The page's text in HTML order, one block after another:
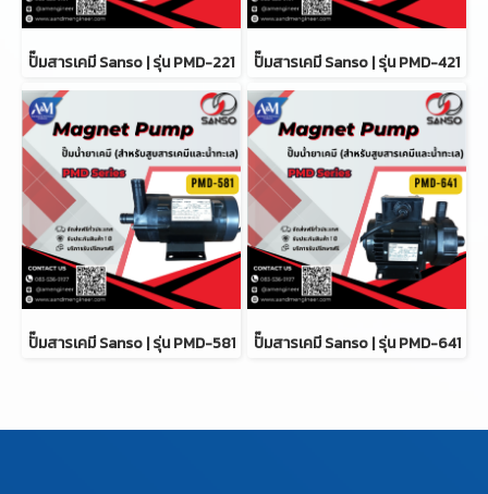
ปั๊มสารเคมี Sanso | รุ่น PMD-221 ปั๊มสารเคมี Sanso | รุ่น PMD-421
ปั๊มสารเคมี Sanso | รุ่น PMD-581 ปั๊มสารเคมี Sanso | รุ่น PMD-641